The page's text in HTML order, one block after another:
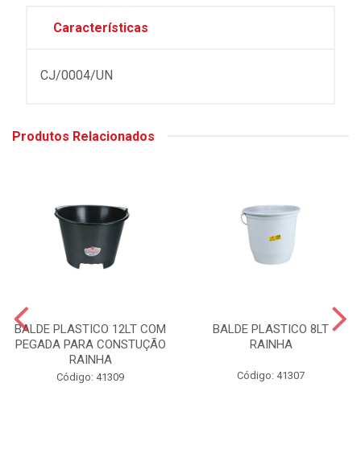
Características
CJ/0004/UN
Produtos Relacionados
BALDE PLASTICO 12LT COM
PEGADA PARA CONSTUÇÃO
RAINHA
Código: 41309
BALDE PLASTICO 8LT
RAINHA
Código: 41307